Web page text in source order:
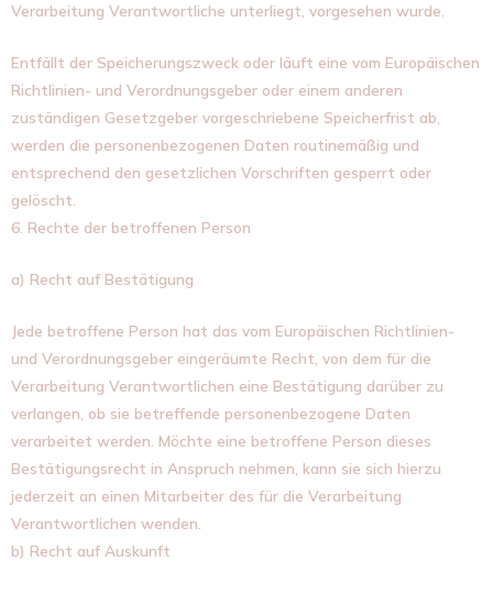
Verarbeitung Verantwortliche unterliegt, vorgesehen wurde.
Entfällt der Speicherungszweck oder läuft eine vom Europäischen
Richtlinien- und Verordnungsgeber oder einem anderen
zuständigen Gesetzgeber vorgeschriebene Speicherfrist ab,
werden die personenbezogenen Daten routinemäßig und
entsprechend den gesetzlichen Vorschriften gesperrt oder
gelöscht.
6. Rechte der betroffenen Person
a) Recht auf Bestätigung
Jede betroffene Person hat das vom Europäischen Richtlinien-
und Verordnungsgeber eingeräumte Recht, von dem für die
Verarbeitung Verantwortlichen eine Bestätigung darüber zu
verlangen, ob sie betreffende personenbezogene Daten
verarbeitet werden. Möchte eine betroffene Person dieses
Bestätigungsrecht in Anspruch nehmen, kann sie sich hierzu
jederzeit an einen Mitarbeiter des für die Verarbeitung
Verantwortlichen wenden.
b) Recht auf Auskunft